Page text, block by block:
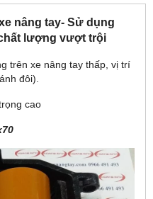
nâng tay- Sử dụng
lượng vượt trội
trên xe nâng tay thấp, vị trí
đôi).
cao